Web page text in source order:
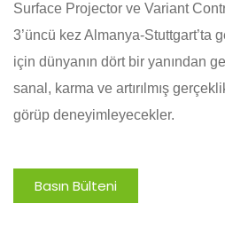
Surface Projector ve Variant
3’üncü kez Almanya-Stuttgart’ta
için dünyanın dört bir yanından
sanal, karma ve artırılmış
görüp deneyimleyecekler.
Basın Bülteni